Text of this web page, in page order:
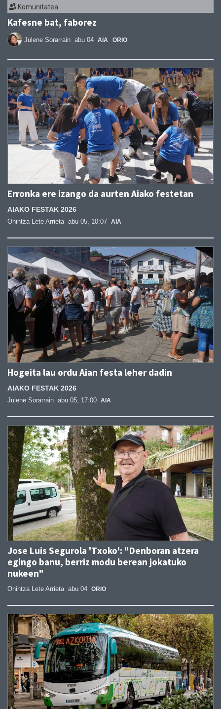
Komunitatea
Kafesne bat, faborez
Julene Sorarrain abu 04 AIA ORIO
Erronka ere izango da aurten Aiako festetan
AIAKO FESTAK 2026
Onintza Lete Arrieta abu 05, 10:07 AIA
Hogeita lau ordu Aian festa leher dadin
AIAKO FESTAK 2026
Julene Sorarrain abu 05, 17:00 AIA
Jose Luis Segurola 'Txoko': "Denboran atzera
egingo banu, berriz modu berean jokatuko
nukeen"
Onintza Lete Arrieta abu 04 ORIO